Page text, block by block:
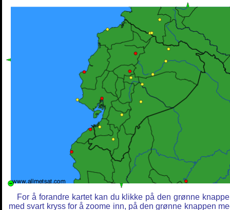
For å forandre kartet kan du klikke på den grønne
med svart kryss for å zoome inn, på den grønne knappen